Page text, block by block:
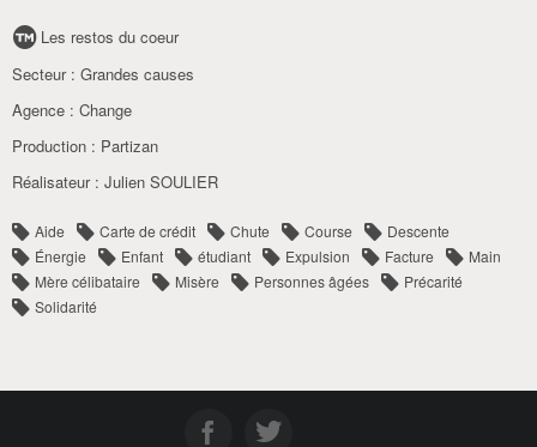
Les restos du coeur
Secteur : Grandes causes
Agence : Change
Production : Partizan
Réalisateur : Julien SOULIER
Aide Carte de crédit Chute Course
Descente
Énergie
Enfant étudiant Expulsion Facture
Main
Mère célibataire
Misère Personnes âgées
Précarité
Solidarité